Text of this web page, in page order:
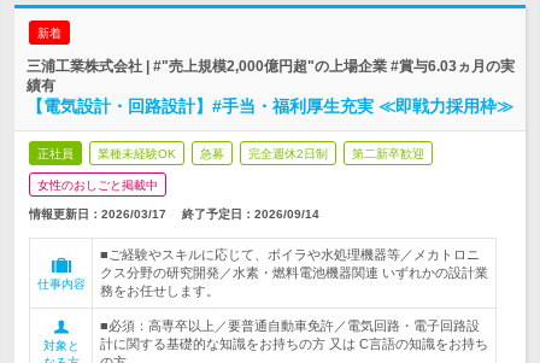
新着
三浦工業株式会社 | #"売上規模2,000億円超"の上場企業 #賞与6.03ヵ月の実
績有
【電気設計・回路設計】#手当・福利厚生充実 ≪即戦力採用枠≫
正社員 業種未経験OK 急募 完全週休2日制 第二新卒歓迎
女性のおしごと掲載中
情報更新日：2026/03/17 終了予定日： 2026/09/14
仕事内容
■ご経験やスキルに応じて、ボイラや水処理機器等／メカトロニ
クス分野の研究開発／水素・燃料電池機器関連 いずれかの設計業
務をお任せします。
対象と
■必須：高専卒以上／要普通自動車免許／電気回路・電子回路設
計に関する基礎的な知識をお持ちの方 又は C言語の知識をお持ち